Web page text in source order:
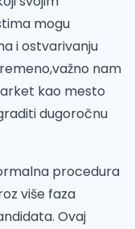
mogu
i ostvarivanju
nam
kao mesto
dugoročnu
procedura
više faza
Ovaj